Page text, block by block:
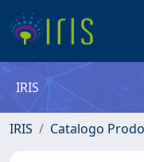
IRIS
IRIS Catalogo